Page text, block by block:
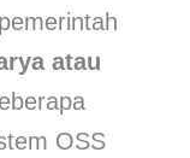
atau
OSS